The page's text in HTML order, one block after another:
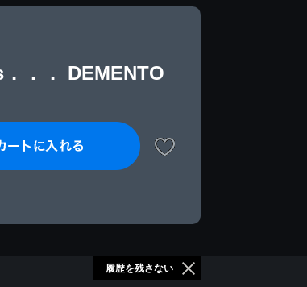
．． DEMENTO
履歴を残さない